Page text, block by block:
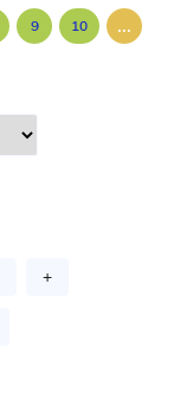
9 10 ...
+